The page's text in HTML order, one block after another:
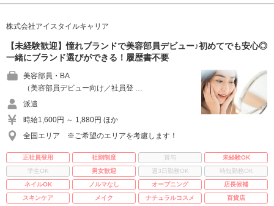
株式会社アイスタイルキャリア
【未経験歓迎】憧れブランドで美容部員デビュー♪初めてでも安心◎
一緒にブランド選びができる！履歴書不要
美容部員・BA
（美容部員デビュー向け／社員登 …
派遣
時給1,600円 ～ 1,880円 ほか
全国エリア ※ご希望のエリアを考慮します！
正社員登用 社割制度 賞与
未経験OK
学生OK
男女歓迎 週3日勤務OK
時短勤務OK
ネイルOK
ノルマなし オープニング
店長候補
スキンケア
メイク ナチュラルコスメ 百貨店